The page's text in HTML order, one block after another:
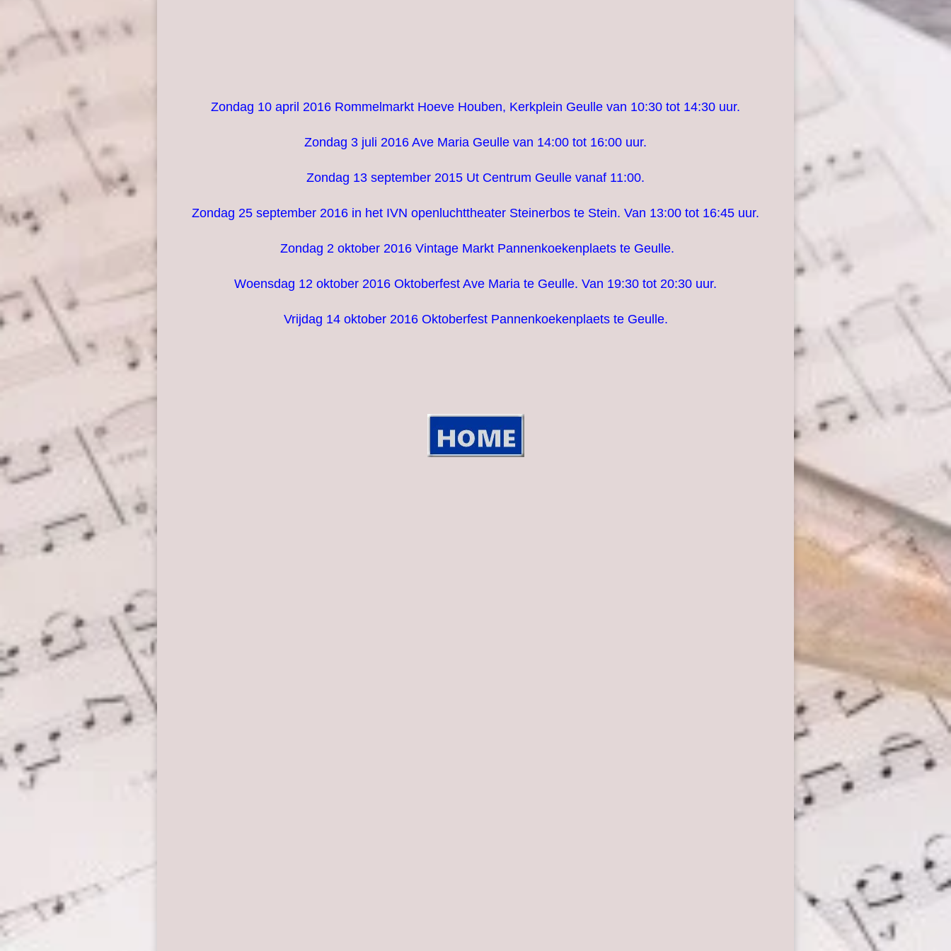
Zondag 10 april 2016 Rommelmarkt Hoeve Houben, Kerkplein Geulle van 10:30 tot 14:30 uur.
Zondag 3 juli 2016 Ave Maria Geulle van 14:00 tot 16:00 uur.
Zondag 13 september 2015 Ut Centrum Geulle vanaf 11:00.
Zondag 25 september 2016 in het IVN openluchttheater Steinerbos te Stein. Van 13:00 tot 16:45 uur.
Zondag 2 oktober 2016 Vintage Markt Pannenkoekenplaets te Geulle.
Woensdag 12 oktober 2016 Oktoberfest Ave Maria te Geulle. Van 19:30 tot 20:30 uur.
Vrijdag 14 oktober 2016 Oktoberfest Pannenkoekenplaets te Geulle.